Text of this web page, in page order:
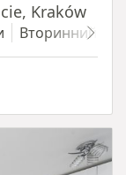
Kraków
Вторинний